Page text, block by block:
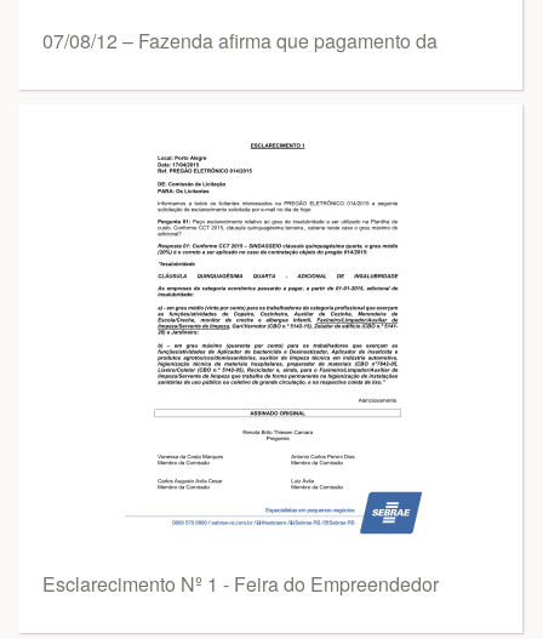
07/08/12 – Fazenda afirma que pagamento da
Esclarecimento Nº 1 - Feira do Empreendedor